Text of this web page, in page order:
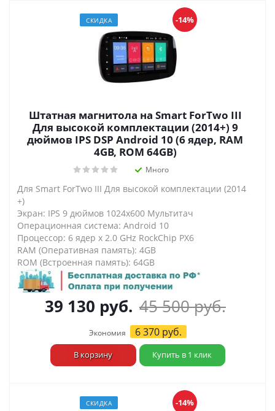
СКИДКА -14%
Штатная магнитола на Smart ForTwo III
Для высокой комплектации (2014+) 9
дюймов IPS DSP Android 10 (6 ядер, RAM
4GB, ROM 64GB)
Много
Для Smart ForTwo III Для высокой комплектации (2014
+)
Экран: IPS 9 дюймов 1024х600 Мультитач
Операционная система: Android 10
Процессор: 6 ядер х 2.0 GHz RockChip PX6
RAM (Оперативная память): 4GB
ROM (Встроенная память): 64GB
39 130 руб. 45 500руб.
Экономия 6 370руб.
В корзину Купить в 1 клик
СКИДКА -14%